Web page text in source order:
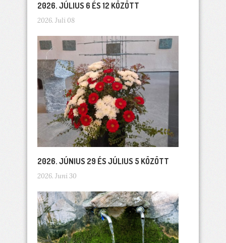
2026. JÚLIUS 6 ÉS 12 KÖZÖTT
2026. Juli 08
2026. JÚNIUS 29 ÉS JÚLIUS 5 KÖZÖTT
2026. Juni 30